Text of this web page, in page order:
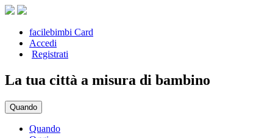
facilebimbi Card
Accedi
Registrati
La tua città a misura di bambino
Quando
Quando